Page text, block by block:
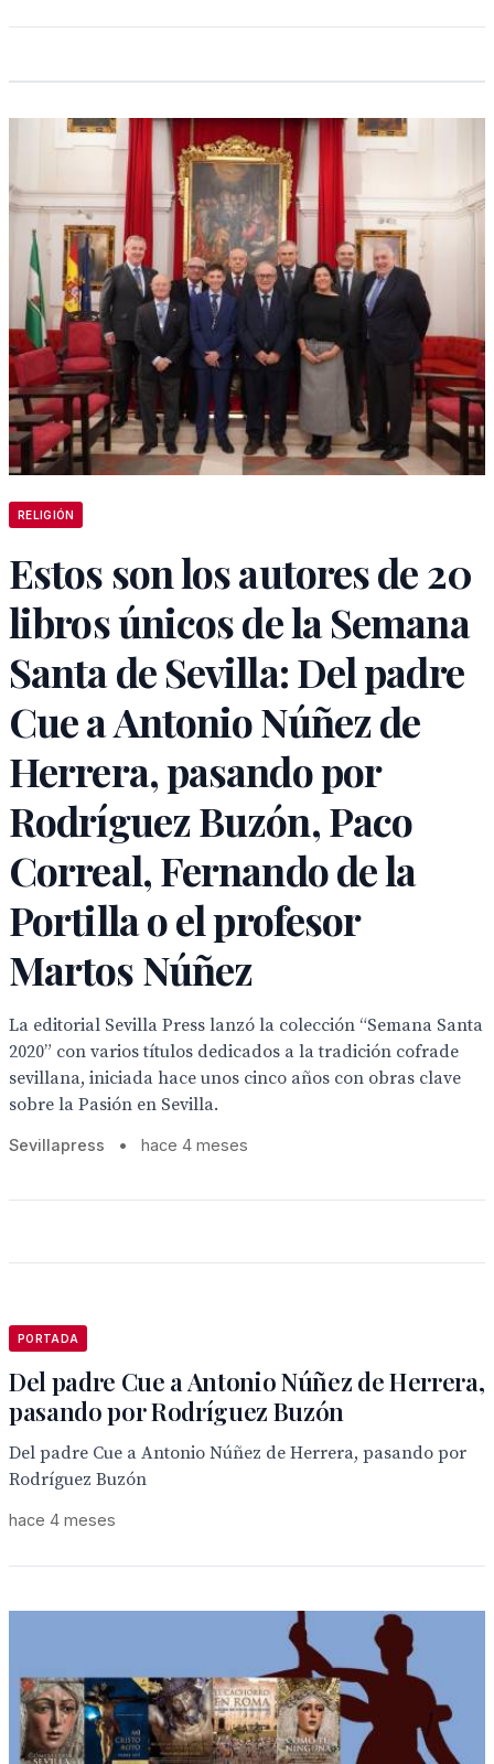
RELIGIÓN
Estos son los autores de 20
libros únicos de la Semana
Santa de Sevilla: Del padre
Cue a Antonio Núñez de
Herrera, pasando por
Rodríguez Buzón, Paco
Correal, Fernando de la
Portilla o el profesor
Martos Núñez
La editorial Sevilla Press lanzó la colección “Semana Santa
2020” con varios títulos dedicados a la tradición cofrade
sevillana, iniciada hace unos cinco años con obras clave
sobre la Pasión en Sevilla.
Sevillapress • hace 4 meses
PORTADA
Del padre Cue a Antonio Núñez de Herrera,
pasando por Rodríguez Buzón
Del padre Cue a Antonio Núñez de Herrera, pasando por
Rodríguez Buzón
hace 4 meses